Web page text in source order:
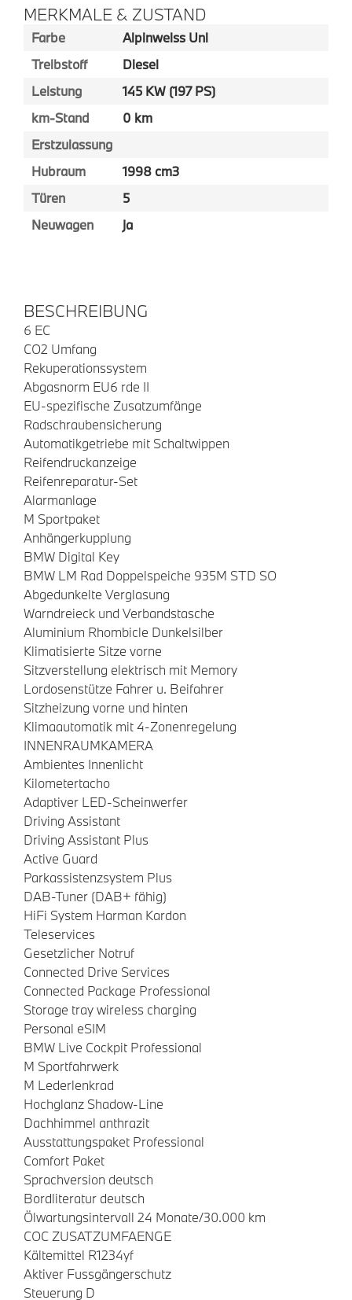
MERKMALE & ZUSTAND
Farbe
Alpinweiss Uni
Treibstoff
Diesel
Leistung
145 KW (197 PS)
km-Stand
0 km
Erstzulassung
Hubraum
1998 cm3
Türen
5
Neuwagen
ja
BESCHREIBUNG
6 EC
CO2 Umfang
Rekuperationssystem
Abgasnorm EU6 rde II
EU-spezifische Zusatzumfänge
Radschraubensicherung
Automatikgetriebe mit Schaltwippen
Reifendruckanzeige
Reifenreparatur-Set
Alarmanlage
M Sportpaket
Anhängerkupplung
BMW Digital Key
BMW LM Rad Doppelspeiche 935M STD SO
Abgedunkelte Verglasung
Warndreieck und Verbandstasche
Aluminium Rhombicle Dunkelsilber
Klimatisierte Sitze vorne
Sitzverstellung elektrisch mit Memory
Lordosenstütze Fahrer u. Beifahrer
Sitzheizung vorne und hinten
Klimaautomatik mit 4-Zonenregelung
INNENRAUMKAMERA
Ambientes Innenlicht
Kilometertacho
Adaptiver LED-Scheinwerfer
Driving Assistant
Driving Assistant Plus
Active Guard
Parkassistenzsystem Plus
DAB-Tuner (DAB+ fähig)
HiFi System Harman Kardon
Teleservices
Gesetzlicher Notruf
Connected Drive Services
Connected Package Professional
Storage tray wireless charging
Personal eSIM
BMW Live Cockpit Professional
M Sportfahrwerk
M Lederlenkrad
Hochglanz Shadow-Line
Dachhimmel anthrazit
Ausstattungspaket Professional
Comfort Paket
Sprachversion deutsch
Bordliteratur deutsch
Ölwartungsintervall 24 Monate/30.000 km
COC ZUSATZUMFAENGE
Kältemittel R1234yf
Aktiver Fussgängerschutz
Steuerung D